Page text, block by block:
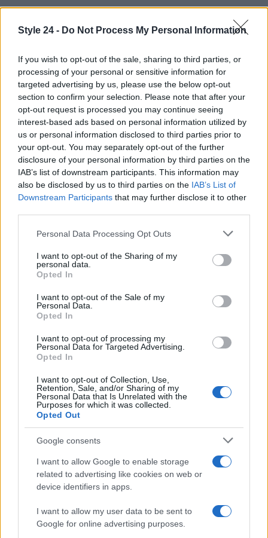
Style 24 - Do Not Process My Personal Information
If you wish to opt-out of the sale, sharing to third parties, or
processing of your personal or sensitive information for
targeted advertising by us, please use the below opt-out
section to confirm your selection. Please note that after your
opt-out request is processed you may continue seeing
interest-based ads based on personal information utilized by
us or personal information disclosed to third parties prior to
your opt-out. You may separately opt-out of the further
disclosure of your personal information by third parties on the
IAB’s list of downstream participants. This information may
also be disclosed by us to third parties on the IAB’s List of
Downstream Participants that may further disclose it to other
Please note that this website/app uses one or more Google
not limited to your visit or usage behaviour. You may click to
grant or deny consent to Google and its third-party tags to
use your data for below specified purposes in below Google
consent section.
Personal Data Processing Opt Outs
I want to opt-out of the Sharing of my
personal data.
Opted In
I want to opt-out of the Sale of my
Personal Data.
Opted In
I want to opt-out of processing my
Personal Data for Targeted Advertising.
Opted In
I want to opt-out of Collection, Use,
Retention, Sale, and/or Sharing of my
Personal Data that Is Unrelated with the
Purposes for which it was collected.
Opted Out
Google consents
I want to allow Google to enable storage
related to advertising like cookies on web or
device identifiers in apps.
I want to allow my user data to be sent to
Google for online advertising purposes.
AUTORE
Staff